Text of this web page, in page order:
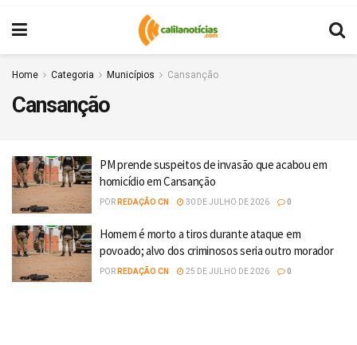
Home Categoria Municípios Cansanção
Cansanção
PM prende suspeitos de invasão que acabou em
homicídio em Cansanção
POR REDAÇÃO CN 30 DE JULHO DE 2026 0
Homem é morto a tiros durante ataque em
povoado; alvo dos criminosos seria outro morador
POR REDAÇÃO CN 25 DE JULHO DE 2026 0